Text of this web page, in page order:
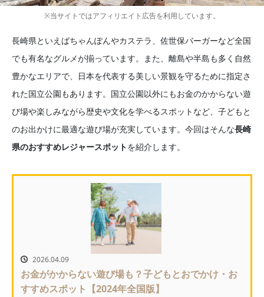
※当サイトではアフィリエイト広告を利用しています。
長崎県といえばちゃんぽんやカステラ、佐世保バーガーなど全国
でも有名なグルメが揃っています。また、離島や半島も多く自然
豊かなエリアで、日本を代表する美しい景観を守るために指定さ
れた国立公園もあります。国立公園以外にもお金のかからない遊
び場や楽しみながら歴史や文化を学べるスポットなど、子どもと
のお出かけに最適な遊び場が充実しています。今回はそんな長崎
県のおすすめレジャースポットを紹介します。
2026.04.09
お金がかからない遊び場も？子どもとおでかけ・お
すすめスポット【2024年全国版】